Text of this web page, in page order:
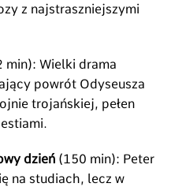
z najstraszniejszymi
min): Wielki drama
powrót Odyseusza
trojańskiej, pełen
dzień (150 min): Peter
na studiach, lecz w